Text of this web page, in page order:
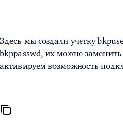
Здесь мы создали учетку
bkppasswd, их можно
активируем возможность